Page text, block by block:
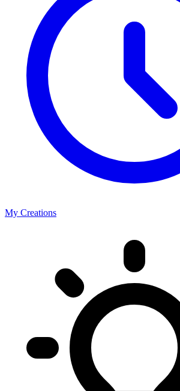
My Creations